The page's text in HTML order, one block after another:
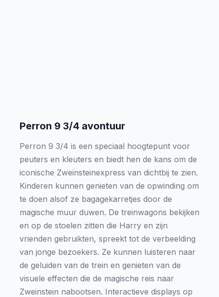
Perron 9 3/4 avontuur
Perron 9 3/4 is een speciaal hoogtepunt voor
peuters en kleuters en biedt hen de kans om de
iconische Zweinsteinexpress van dichtbij te zien.
Kinderen kunnen genieten van de opwinding om
te doen alsof ze bagagekarretjes door de
magische muur duwen. De treinwagons bekijken
en op de stoelen zitten die Harry en zijn
vrienden gebruikten, spreekt tot de verbeelding
van jonge bezoekers. Ze kunnen luisteren naar
de geluiden van de trein en genieten van de
visuele effecten die de magische reis naar
Zweinstein nabootsen. Interactieve displays op